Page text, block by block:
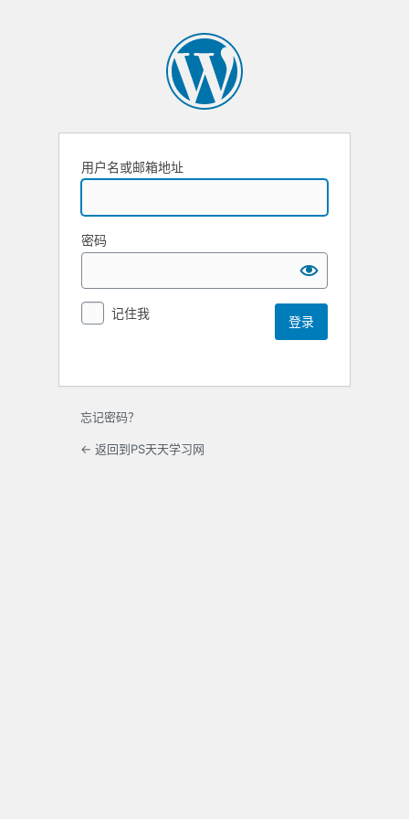
用户名或邮箱地址
密码
记住我
忘记密码？
← 返回到PS天天学习网